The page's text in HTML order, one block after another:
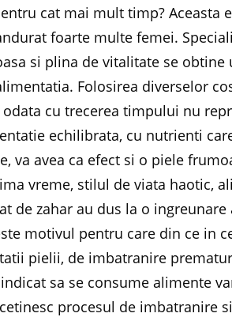
cat mai mult timp? Aceasta
foarte multe femei.
si plina de vitalitate se
Folosirea diverselor
cu trecerea timpului nu
echilibrata, cu nutrienti
va avea ca efect si o piele
vreme, stilul de viata haotic,
de zahar au dus la o
motivul pentru care din ce in
pielii, de imbatranire
sa se consume alimente
procesul de imbatranire